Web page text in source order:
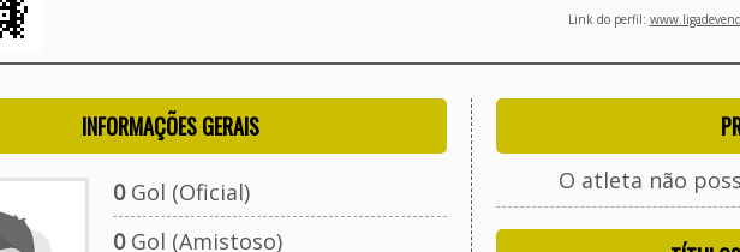
Link do perfil:
INFORMAÇÕES GERAIS
0Gol (Oficial)
0Gol (Amistoso)
O atleta não